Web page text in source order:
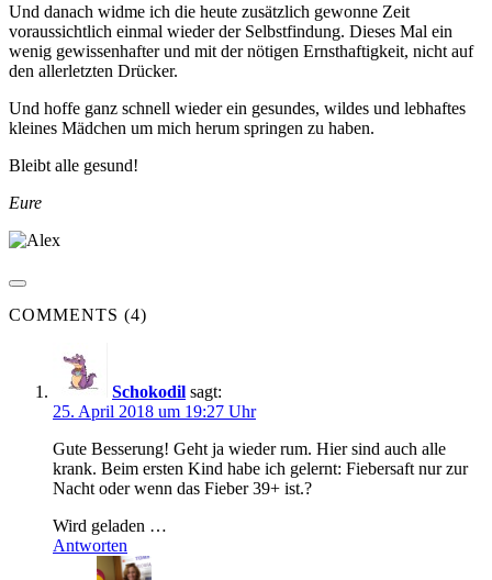
Und danach widme ich die heute zusätzlich gewonne Zeit
voraussichtlich einmal wieder der Selbstfindung. Dieses Mal ein
wenig gewissenhafter und mit der nötigen Ernsthaftigkeit, nicht auf
den allerletzten Drücker.
Und hoffe ganz schnell wieder ein gesundes, wildes und lebhaftes
kleines Mädchen um mich herum springen zu haben.
Bleibt alle gesund!
Eure
COMMENTS (4)
Schokodil sagt:
25. April 2018 um 19:27 Uhr
Gute Besserung! Geht ja wieder rum. Hier sind auch alle
krank. Beim ersten Kind habe ich gelernt: Fiebersaft nur zur
Nacht oder wenn das Fieber 39+ ist.?
Wird geladen …
Antworten